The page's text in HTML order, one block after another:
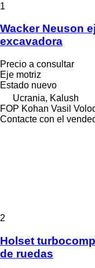
1
Wacker Neuson
excavadora
Precio a consultar
Eje motriz
Estado nuevo
Ucrania, Kalush
FOP Kohan Vasil
Contacte con el
2
Holset
de ruedas